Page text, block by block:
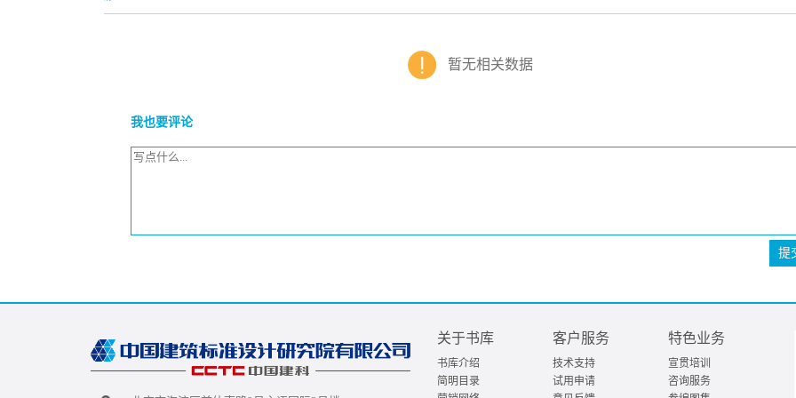
暂无相关数据
我也要评论
提
关于书库
书库介绍
简明目录
客户服务
技术支持
试用申请
特色业务
宣贯培训
咨询服务